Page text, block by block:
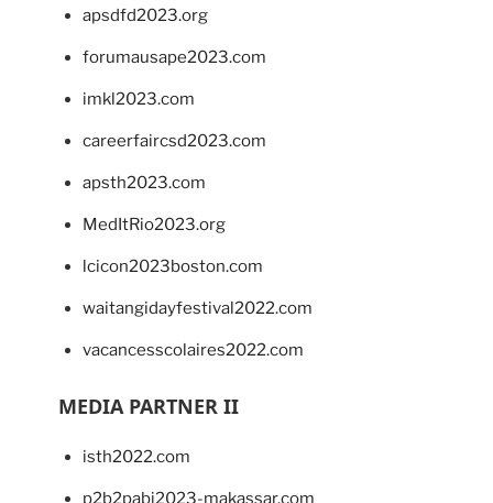
apsdfd2023.org
forumausape2023.com
imkl2023.com
careerfaircsd2023.com
apsth2023.com
MedItRio2023.org
lcicon2023boston.com
waitangidayfestival2022.com
vacancesscolaires2022.com
MEDIA PARTNER II
isth2022.com
p2b2pabi2023-makassar.com